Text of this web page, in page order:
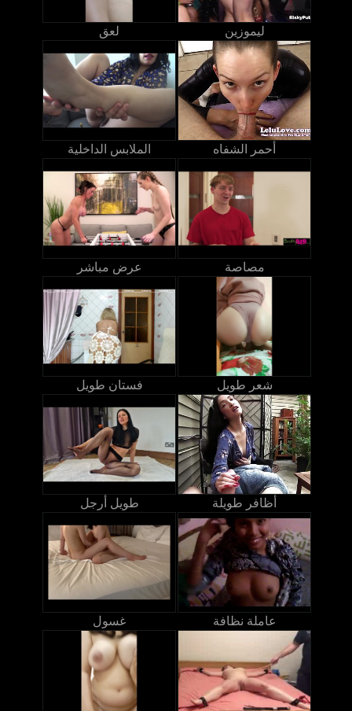
لعق ليموزين
الملابس الداخلية أحمر الشفاه
عرض مباشر مصاصة
فستان طويل شعر طويل
طويل أرجل أظافر طويلة
غسول عاملة نظافة